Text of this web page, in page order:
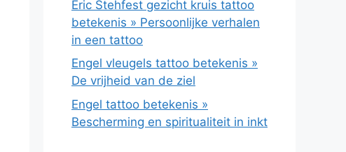
Eric Stehfest gezicht kruis tattoo
betekenis » Persoonlijke verhalen
in een tattoo
Engel vleugels tattoo betekenis »
De vrijheid van de ziel
Engel tattoo betekenis »
Bescherming en spiritualiteit in inkt